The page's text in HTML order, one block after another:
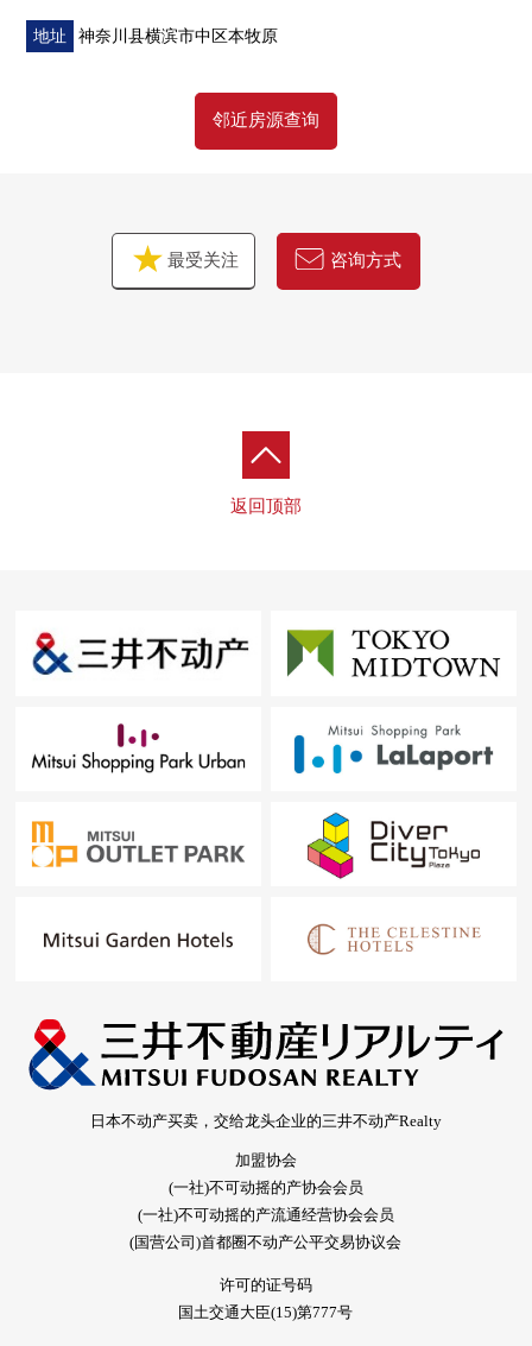
・整体卫浴交换
・盥洗台交换
地址 神奈川县横滨市中区本牧原
邻近房源查询
最受关注 咨询方式
返回顶部
日本不动产买卖，交给龙头企业的三井不动产Realty
加盟协会
(一社)不可动摇的产协会会员
(一社)不可动摇的产流通经营协会会员
(国营公司)首都圈不动产公平交易协议会
许可的证号码
国土交通大臣(15)第777号